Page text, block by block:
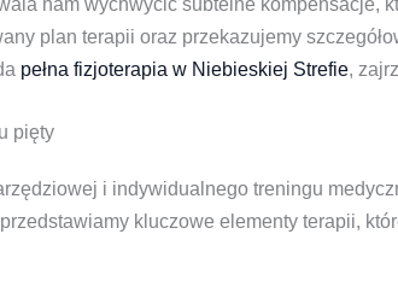
plan terapii oraz przekazujemy
pełna fizjoterapia w Niebieskiej Strefie,
pięty
i indywidualnego treningu
kluczowe elementy terapii,